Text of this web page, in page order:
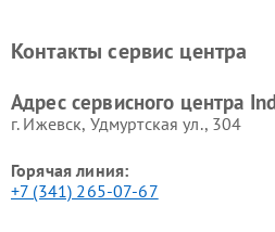
Indesit
Контакты сервис центра
Адрес сервисного центра
г. Ижевск, Удмуртская ул., 304
Горячая линия:
+7 (341) 265-07-67